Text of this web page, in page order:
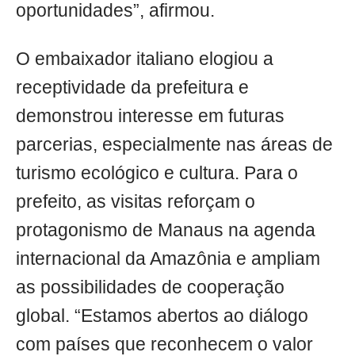
oportunidades”, afirmou.
O embaixador italiano elogiou a
receptividade da prefeitura e
demonstrou interesse em futuras
parcerias, especialmente nas áreas de
turismo ecológico e cultura. Para o
prefeito, as visitas reforçam o
protagonismo de Manaus na agenda
internacional da Amazônia e ampliam
as possibilidades de cooperação
global. “Estamos abertos ao diálogo
com países que reconhecem o valor